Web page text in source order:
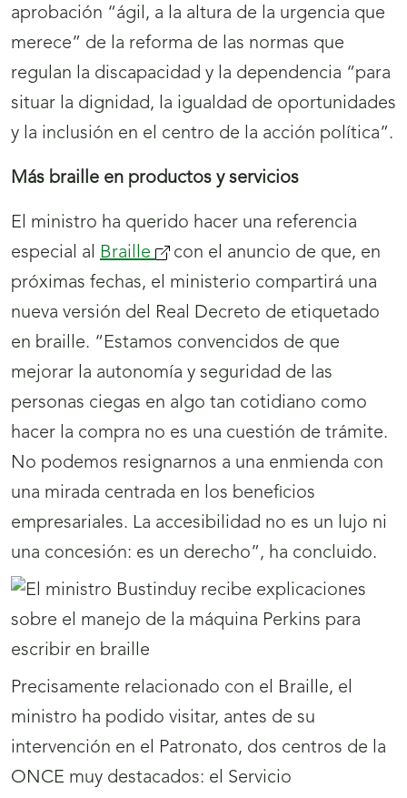
aprobación “ágil, a la altura de la urgencia que
merece” de la reforma de las normas que
regulan la discapacidad y la dependencia “para
situar la dignidad, la igualdad de oportunidades
y la inclusión en el centro de la acción política”.
Más braille en productos y servicios
El ministro ha querido hacer una referencia
especial al Braille (se
abrirá
nueva
ventana)
con el anuncio de que, en
próximas fechas, el ministerio compartirá una
nueva versión del Real Decreto de etiquetado
en braille. “Estamos convencidos de que
mejorar la autonomía y seguridad de las
personas ciegas en algo tan cotidiano como
hacer la compra no es una cuestión de trámite.
No podemos resignarnos a una enmienda con
una mirada centrada en los beneficios
empresariales. La accesibilidad no es un lujo ni
una concesión: es un derecho”, ha concluido.
Precisamente relacionado con el Braille, el
ministro ha podido visitar, antes de su
intervención en el Patronato, dos centros de la
ONCE muy destacados: el Servicio